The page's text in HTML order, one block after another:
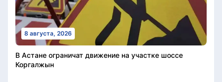
8 августа, 2026
В Астане ограничат движение на участке шоссе
Коргалжын